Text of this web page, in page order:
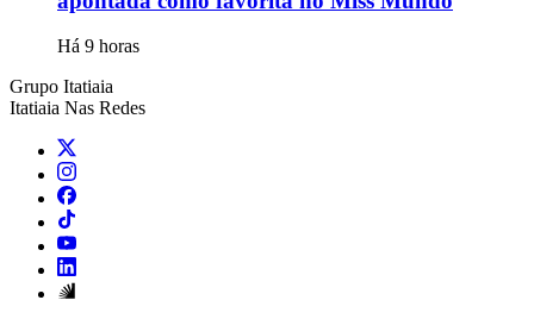
Há 9 horas
Grupo Itatiaia
Itatiaia Nas Redes